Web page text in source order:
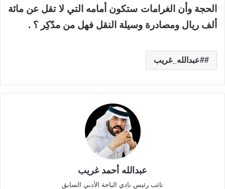
الحجة وأن الغرامات ستكون أمامه التي لا تقل عن مائة
ألف ريال ومصادرة وسيلة النقل فهل من مدّكِر ؟ .
#عبدالله_غريب
عبدالله أحمد غريب
نائب رئيس نادي الباحة الأدبي السابق